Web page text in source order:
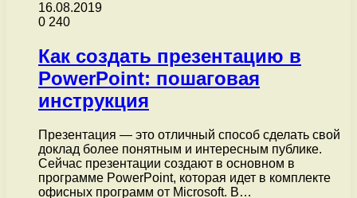
16.08.2019
0 240
Как создать презентацию в
PowerPoint: пошаговая
инструкция
Презентация — это отличный способ сделать свой
доклад более понятным и интересным публике.
Сейчас презентации создают в основном в
программе PowerPoint, которая идет в комплекте
офисных программ от Microsoft. В…